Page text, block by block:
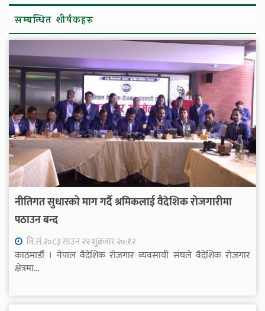
सम्बन्धित शीर्षकहरु
नीतिगत सुधारको माग गर्दै श्रमिकलाई वैदेशिक रोजगारीमा
पठाउन बन्द
वि.सं.२०८३ साउन २२ शुक्रवार २०:१२
काठमाडौंं । नेपाल वैदेशिक रोजगार व्यवसायी संघले वैदेशिक रोजगार
क्षेत्रमा...